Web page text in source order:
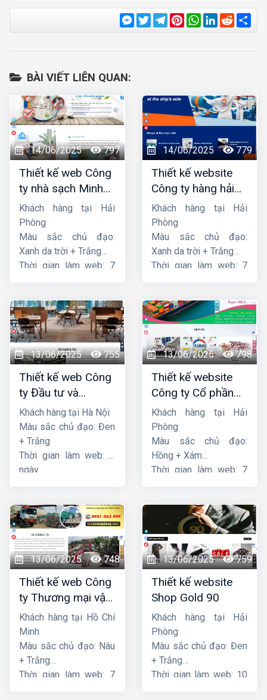
Messenger
TwitterTelegram
Pinterest
WhatsApp
LinkedIn
Reddit
BÀI VIẾT LIÊN QUAN:
14/06/2025 797
Thiết kế web Công
ty nhà sạch Minh
Dương
Khách hàng tại Hải
Phòng
Màu sắc chủ đạo:
Xanh da trời + Trắng
Thời gian làm web: 7
14/06/2025 779
Thiết kế website
Công ty hàng hải
liên minh
Khách hàng tại Hải
Phòng
Màu sắc chủ đạo:
Xanh da trời + Trắng
Thời gian làm web: 7
13/06/2025 755
Thiết kế web Công
ty Đầu tư và
Thương mại Five-
Star
Khách hàng tại Hà Nội
Màu sắc chủ đạo: Đen
+ Trắng
Thời gian làm web: 7
ngày
13/06/2025 798
Thiết kế website
Công ty Cổ phần
dịch vụ hàng hải
Sen
Khách hàng tại Hải
Phòng
Màu sắc chủ đạo:
Hồng + Xám
Thời gian làm web: 7
13/06/2025 748
Thiết kế web Công
ty Thương mại vận
tải Song Bằng
Khách hàng tại Hồ Chí
Minh
Màu sắc chủ đạo: Nâu
+ Trắng
Thời gian làm web: 7
13/06/2025 759
Thiết kế website
Shop Gold 90
Khách hàng tại Hải
Phòng
Màu sắc chủ đạo: Đen
+ Trắng
Thời gian làm web: 10